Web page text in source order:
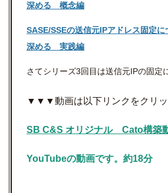
深める 概念編
SASE/SSEの送信元IPアドレス固定
深める 実践編
さてシリーズ3回目は送信元IPの固定
▼▼▼動画は以下リンクをクリッ
SB C&S オリジナル Cato構築
YouTubeの動画です。約18分